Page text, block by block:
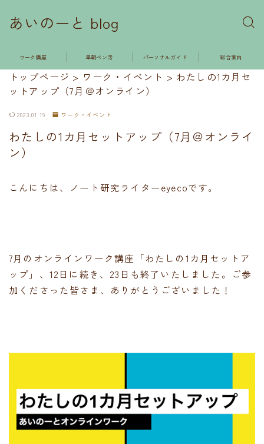
あいのーと blog
ワーク講座 早朝ペン活 パーソナルガイド 総合案内
トップページ > ワーク・イベント > わたしの1カ月セ
ットアップ（7月＠オンライン）
2023.01.19 ワーク・イベント
わたしの1カ月セットアップ（7月＠オンライ
ン）
こんにちは、ノート研究ライターeyecoです。
7月のオンラインワーク講座「わたしの1カ月セットア
ップ」、12日に続き、23日も終了いたしました。ご参
加くださった皆さま、ありがとうございました！